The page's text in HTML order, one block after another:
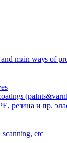
main ways of
и пр.
etc